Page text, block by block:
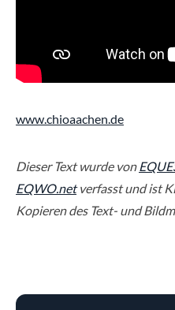
www.chioaachen.de
Dieser Text wurde von
EQWO.netverfasst und ist
Kopieren des Text- und